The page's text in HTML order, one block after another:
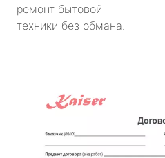
ремонт бытовой
техники без обмана.